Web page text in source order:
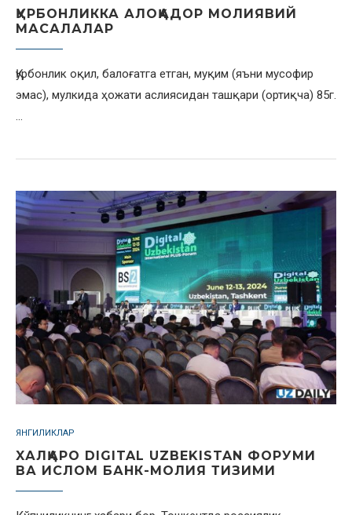
ҚУРБОНЛИККА АЛОҚАДОР МОЛИЯВИЙ
МАСАЛАЛАР
Қурбонлик оқил, балоғатга етган, муқим (яъни мусофир
эмас), мулкида ҳожати аслиясидан ташқари (ортиқча) 85г.
…
ЯНГИЛИКЛАР
XАЛҚАРО DIGITAL UZBEKISTAN ФОРУМИ
ВА ИСЛОМ БАНК-МОЛИЯ ТИЗИМИ